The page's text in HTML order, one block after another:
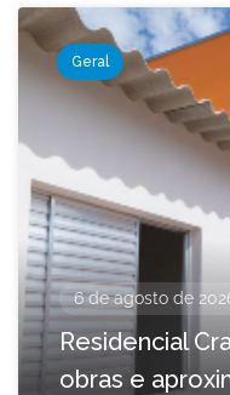
Geral
6 de agosto de
Residencial
obras e